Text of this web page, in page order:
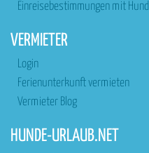
Einreisebestimmungen mit Hund
VERMIETER
Login
Ferienunterkunft vermieten
Vermieter Blog
HUNDE-URLAUB.NET